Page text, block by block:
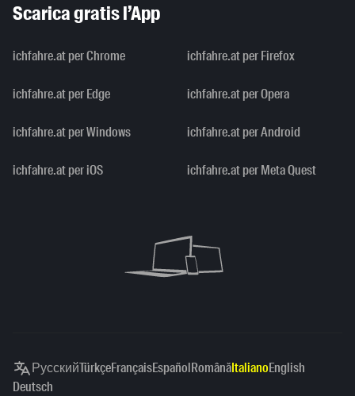
Scarica gratis l’App
ichfahre.at per Chrome ichfahre.at per Firefox
ichfahre.at per Edge ichfahre.at per Opera
ichfahre.at per Windows ichfahre.at per Android
ichfahre.at per iOS ichfahre.at per Meta Quest
РусскийTürkçeFrançaisEspañolRomânăItalianoEnglish
Deutsch